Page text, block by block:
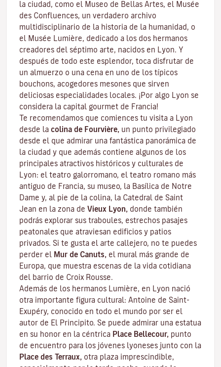
la ciudad , como el Museo de Bellas Artes, el Musée
des Confluences, un verdadero archivo
multidisciplinario de la historia de la humanidad, o
el Musée Lumière, dedicado a los dos hermanos
creadores del séptimo arte, nacidos en Lyon. Y
después de todo este esplendor, toca disfrutar de
un almuerzo o una cena en uno de los típicos
bouchons, acogedores mesones que sirven
deliciosas especialidades locales. ¡Por algo Lyon se
considera la capital gourmet de Francia!
Te recomendamos que comiences tu visita a Lyon
desde la colina de Fourvière, un punto privilegiado
desde el que admirar una fantástica panorámica de
la ciudad y que además contiene algunos de los
principales atractivos históricos y culturales de
Lyon: el teatro galorromano, el teatro romano más
antiguo de Francia, su museo, la Basílica de Notre
Dame y, al pie de la colina, la Catedral de Saint
Jean en la zona de Vieux Lyon, donde también
podrás explorar sus traboules, estrechos pasajes
peatonales que atraviesan edificios y patios
privados. Si te gusta el arte callejero, no te puedes
perder el Mur de Canuts, el mural más grande de
Europa, que muestra escenas de la vida cotidiana
del barrio de Croix Rousse.
Además de los hermanos Lumière, en Lyon nació
otra importante figura cultural: Antoine de Saint-
Exupéry, conocido en todo el mundo por ser el
autor de El Principito. Se puede admirar una estatua
en su honor en la céntrica Place Bellecour, punto
de encuentro para los jóvenes lyoneses junto con la
Place des Terraux, otra plaza imprescindible,